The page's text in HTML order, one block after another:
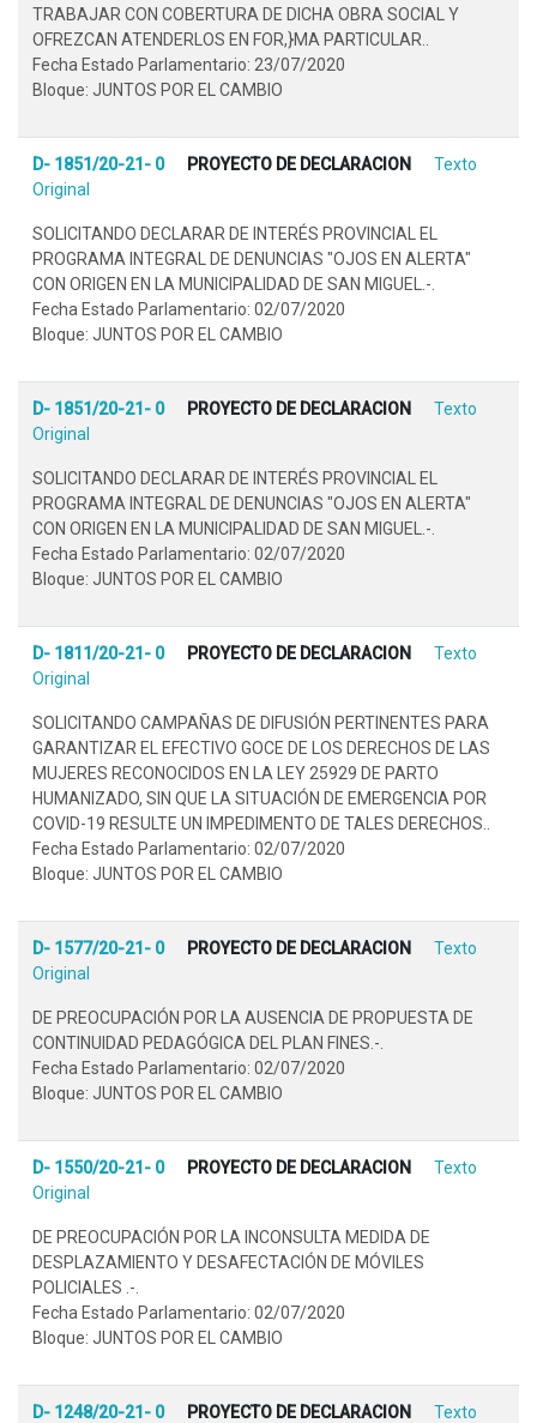
TRABAJAR CON COBERTURA DE DICHA OBRA SOCIAL Y
OFREZCAN ATENDERLOS EN FOR,}MA PARTICULAR..
Fecha Estado Parlamentario: 23/07/2020
Bloque: JUNTOS POR EL CAMBIO
D- 1851/20-21- 0 PROYECTO DE DECLARACION
Texto
Original
SOLICITANDO DECLARAR DE INTERÉS PROVINCIAL EL
PROGRAMA INTEGRAL DE DENUNCIAS "OJOS EN ALERTA"
CON ORIGEN EN LA MUNICIPALIDAD DE SAN MIGUEL.-.
Fecha Estado Parlamentario: 02/07/2020
Bloque: JUNTOS POR EL CAMBIO
D- 1851/20-21- 0 PROYECTO DE DECLARACION
Texto
Original
SOLICITANDO DECLARAR DE INTERÉS PROVINCIAL EL
PROGRAMA INTEGRAL DE DENUNCIAS "OJOS EN ALERTA"
CON ORIGEN EN LA MUNICIPALIDAD DE SAN MIGUEL.-.
Fecha Estado Parlamentario: 02/07/2020
Bloque: JUNTOS POR EL CAMBIO
D- 1811/20-21- 0 PROYECTO DE DECLARACION
Texto
Original
SOLICITANDO CAMPAÑAS DE DIFUSIÓN PERTINENTES PARA
GARANTIZAR EL EFECTIVO GOCE DE LOS DERECHOS DE LAS
MUJERES RECONOCIDOS EN LA LEY 25929 DE PARTO
HUMANIZADO, SIN QUE LA SITUACIÓN DE EMERGENCIA POR
COVID-19 RESULTE UN IMPEDIMENTO DE TALES DERECHOS..
Fecha Estado Parlamentario: 02/07/2020
Bloque: JUNTOS POR EL CAMBIO
D- 1577/20-21- 0 PROYECTO DE DECLARACION
Texto
Original
DE PREOCUPACIÓN POR LA AUSENCIA DE PROPUESTA DE
CONTINUIDAD PEDAGÓGICA DEL PLAN FINES.-.
Fecha Estado Parlamentario: 02/07/2020
Bloque: JUNTOS POR EL CAMBIO
D- 1550/20-21- 0 PROYECTO DE DECLARACION
Texto
Original
DE PREOCUPACIÓN POR LA INCONSULTA MEDIDA DE
DESPLAZAMIENTO Y DESAFECTACIÓN DE MÓVILES
POLICIALES .-.
Fecha Estado Parlamentario: 02/07/2020
Bloque: JUNTOS POR EL CAMBIO
D- 1248/20-21- 0 PROYECTO DE DECLARACION
Texto